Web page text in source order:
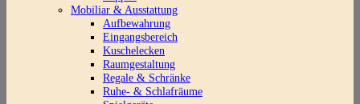
Mobiliar & Ausstattung
Aufbewahrung
Eingangsbereich
Kuschelecken
Raumgestaltung
Regale & Schränke
Ruhe- & Schlafräume